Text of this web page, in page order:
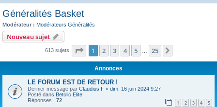
Généralités Basket
Modérateur : Modérateurs Généralités
Nouveau sujet
613 sujets Page 1sur25
1 2 3 4 5 25
Annonces
LE FORUM EST DE RETOUR !
Dernier message par Claudius F « dim. 16 juin 2024 9:27
Posté dans Betclic Elite
Réponses : 72 1 2 3 4 5